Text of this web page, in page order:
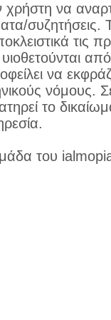
να
συζητήσεις.
τις
να
νόμους.
το
του